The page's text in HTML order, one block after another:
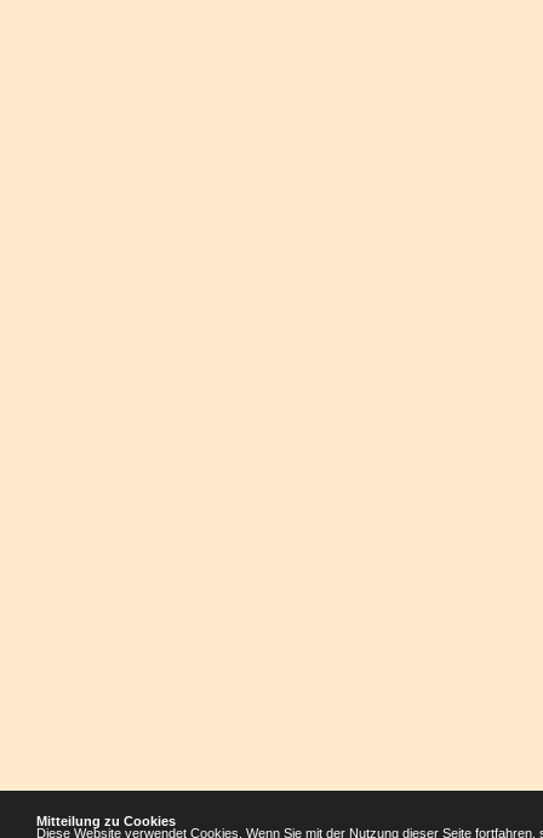
Mitteilung zu Cookies
Diese Website verwendet Cookies. Wenn Sie mit der Nutzung dieser Seite